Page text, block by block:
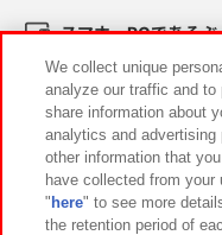
スマホ・PCであそぶ
イベント・キャンペー
関連会社 サス
We collect unique
analyze our traffic and
share information about
analytics and
other information that
have collected from
" here" to see more
the retention period of